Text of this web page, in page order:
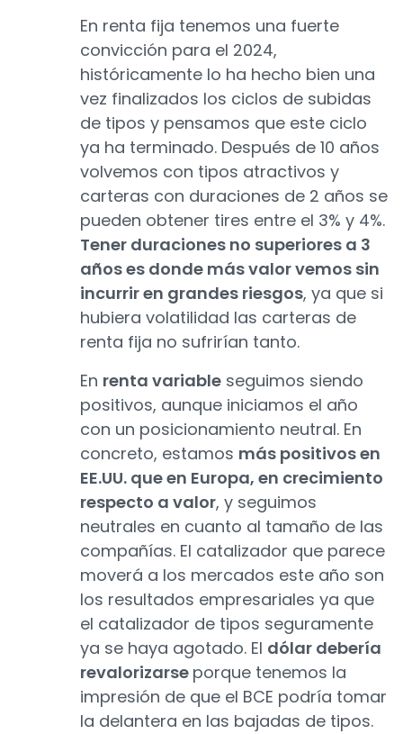
En renta fija tenemos una fuerte
convicción para el 2024,
históricamente lo ha hecho bien una
vez finalizados los ciclos de subidas
de tipos y pensamos que este ciclo
ya ha terminado. Después de 10 años
volvemos con tipos atractivos y
carteras con duraciones de 2 años se
pueden obtener tires entre el 3% y 4%.
Tener duraciones no superiores a 3
años es donde más valor vemos sin
incurrir en grandes riesgos, ya que si
hubiera volatilidad las carteras de
renta fija no sufrirían tanto.
En renta variable seguimos siendo
positivos, aunque iniciamos el año
con un posicionamiento neutral. En
concreto, estamos más positivos en
EE.UU. que en Europa, en crecimiento
respecto a valor, y seguimos
neutrales en cuanto al tamaño de las
compañías. El catalizador que parece
moverá a los mercados este año son
los resultados empresariales ya que
el catalizador de tipos seguramente
ya se haya agotado. El dólar debería
revalorizarse porque tenemos la
impresión de que el BCE podría tomar
la delantera en las bajadas de tipos.